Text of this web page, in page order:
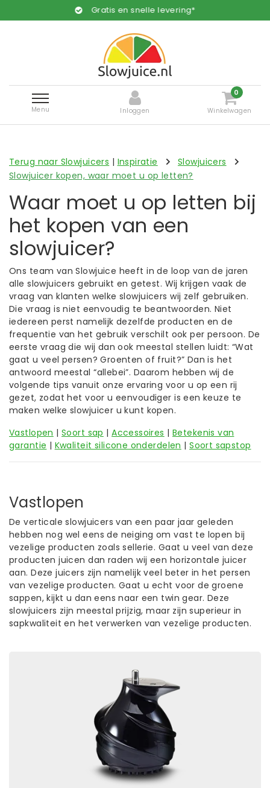
Gratis en snelle levering*
Menu Inloggen
0
Winkelwagen
Terug naar Slowjuicers | Inspiratie
Slowjuicers
Slowjuicer kopen, waar moet u op letten?
Waar moet u op letten bij
het kopen van een
slowjuicer?
Ons team van Slowjuice heeft in de loop van de jaren
alle slowjuicers gebruikt en getest. Wij krijgen vaak de
vraag van klanten welke slowjuicers wij zelf gebruiken.
Die vraag is niet eenvoudig te beantwoorden. Niet
iedereen perst namelijk dezelfde producten en de
frequentie van het gebruik verschilt ook per persoon. De
eerste vraag die wij dan ook meestal stellen luidt: “Wat
gaat u veel persen? Groenten of fruit?” Dan is het
antwoord meestal “allebei”. Daarom hebben wij de
volgende tips vanuit onze ervaring voor u op een rij
gezet, zodat het voor u eenvoudiger is een keuze te
maken welke slowjuicer u kunt kopen.
Vastlopen |Soort sap |Accessoires | Betekenis van
garantie | Kwaliteit silicone onderdelen |Soort sapstop
Vastlopen
De verticale slowjuicers van een paar jaar geleden
hebben nog wel eens de neiging om vast te lopen bij
vezelige producten zoals sellerie. Gaat u veel van deze
producten juicen dan raden wij een horizontale juicer
aan. Deze juicers zijn namelijk veel beter in het persen
van vezelige producten. Gaat u echt voor de groene
sappen, kijkt u dan eens naar een twin gear. Deze
slowjuicers zijn meestal prijzig, maar zijn superieur in
sapkwaliteit en het verwerken van vezelige producten.